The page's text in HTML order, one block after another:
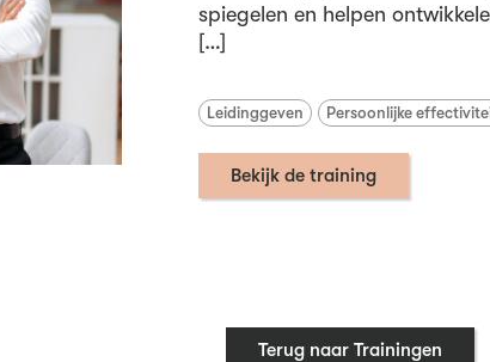
spiegelen en helpen
[…]
Leidinggeven Persoonlijke
Bekijk de training
Terug naar Trainingen